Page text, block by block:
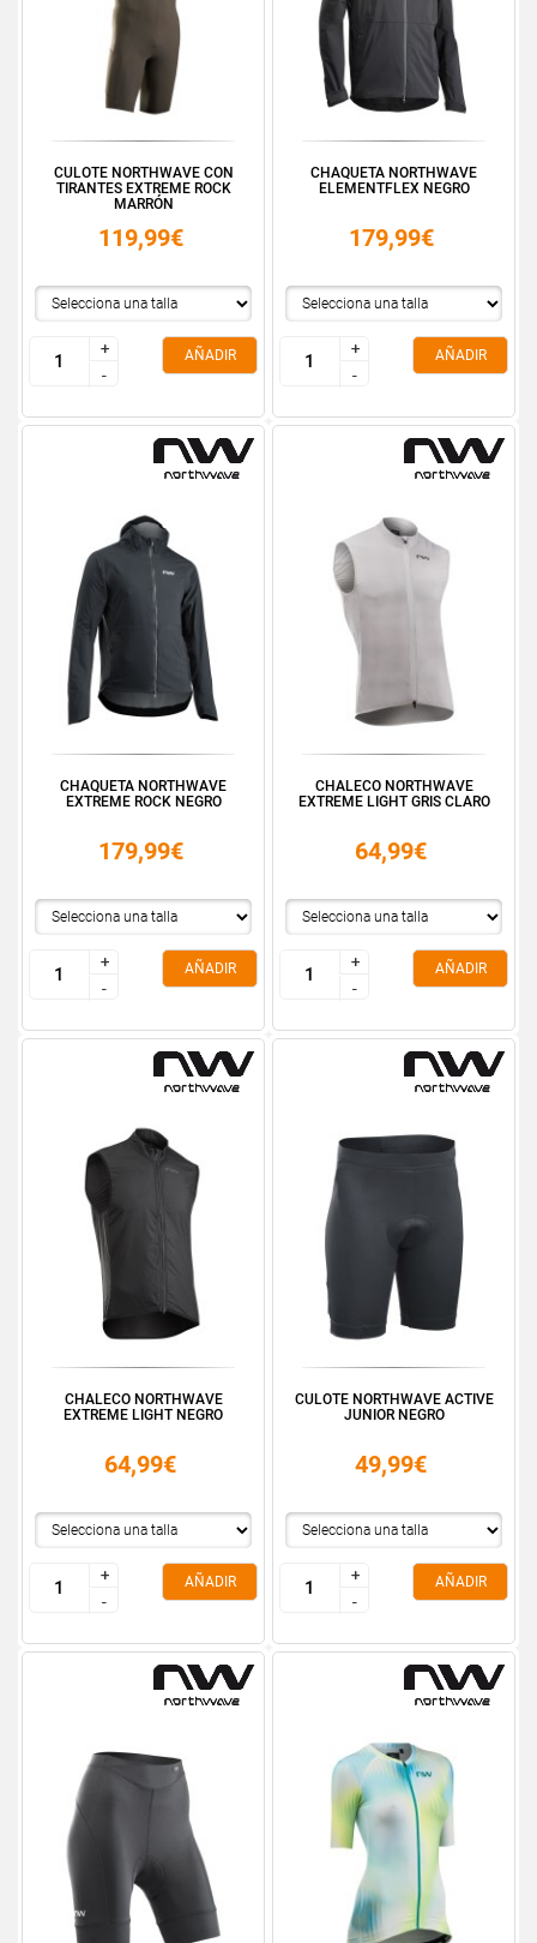
CULOTE NORTHWAVE CON
TIRANTES EXTREME ROCK
MARRÓN
119,99€
+
-
+
-
AÑADIR
CHAQUETA NORTHWAVE
ELEMENTFLEX NEGRO
179,99€
+
-
+
-
AÑADIR
CHAQUETA NORTHWAVE
EXTREME ROCK NEGRO
179,99€
+
-
+
-
AÑADIR
CHALECO NORTHWAVE
EXTREME LIGHT GRIS CLARO
64,99€
+
-
+
-
AÑADIR
CHALECO NORTHWAVE
EXTREME LIGHT NEGRO
64,99€
+
-
+
-
AÑADIR
CULOTE NORTHWAVE ACTIVE
JUNIOR NEGRO
49,99€
+
-
+
-
AÑADIR